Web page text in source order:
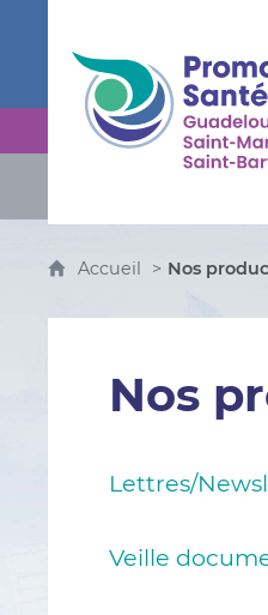
Accueil Nos
Nos
Lettres/
Veille